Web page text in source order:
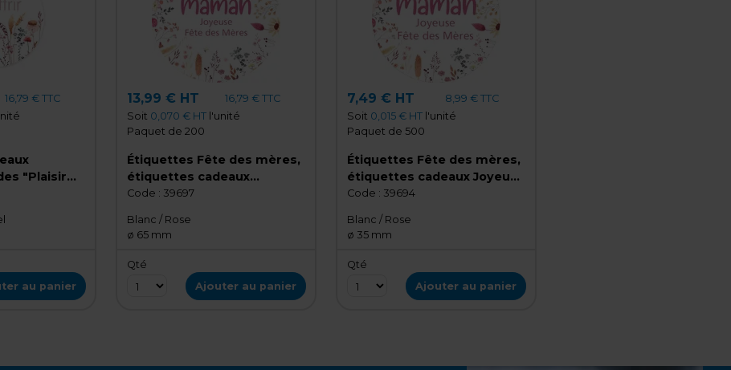
16,79 € TTC
"Plaisir
au panier
13,99 € HT
16,79 € TTC
Soit 0,070 € HTl'unité
Paquet de 200
Étiquettes Fête des mères,
étiquettes cadeaux
Joyeuses Fête des Mères
Code : 39697
Blanc / Rose
ø 65 mm
Qté
Ajouter au panier
7,49 € HT
8,99 € TTC
Soit 0,015 € HTl'unité
Paquet de 500
Étiquettes Fête des mères,
étiquettes cadeaux Joyeuse
fête des mères florales ø 35
Code : 39694
Blanc / Rose
ø 35 mm
Qté
Ajouter au panier